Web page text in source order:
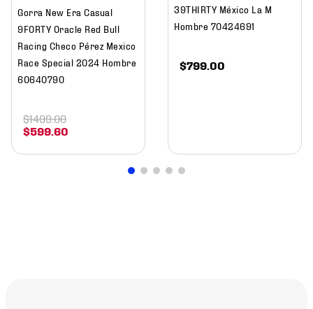
Gorra New Era Casual
9FORTY Oracle Red Bull
Racing Checo Pérez Mexico
Race Special 2024 Hombre
60640790
$599 60
$1499.00
39THIRTY México La M
Hombre 70424691
$799 00